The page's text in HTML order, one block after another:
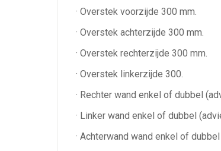
· Overstek voorzijde 300 mm.
· Overstek achterzijde 300 mm.
· Overstek rechterzijde 300 mm.
· Overstek linkerzijde 300.
· Rechter wand enkel of dubbel
· Linker wand enkel of dubbel
· Achterwand wand enkel of